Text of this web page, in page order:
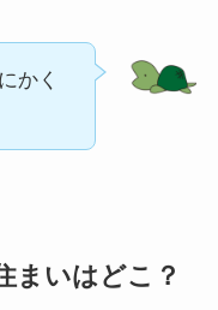
かく
まいはどこ？